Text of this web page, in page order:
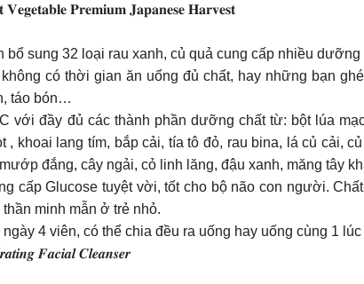
𝐏𝐫𝐞𝐦𝐢𝐮𝐦 𝐉𝐚𝐩𝐚𝐧𝐞𝐬𝐞 𝐇𝐚𝐫𝐯𝐞𝐬𝐭
bổ sung 32 loại rau xanh, củ quả cung cấp nhiều
có thời gian ăn uống đủ chất, hay những bạn
táo bón…
với đầy đủ các thành phần dưỡng chất từ: bột lúa
, khoai lang tím, bắp cải, tía tô đỏ, rau bina, lá củ cải,
đắng, cây ngải, cỏ linh lăng, đậu xanh, măng tây
cấp Glucose tuyệt vời, tốt cho bộ não con người.
minh mẫn ở trẻ nhỏ.
4 viên, có thể chia đều ra uống hay uống cùng 1
𝑭𝒂𝒄𝒊𝒂𝒍 𝑪𝒍𝒆𝒂𝒏𝒔𝒆𝒓